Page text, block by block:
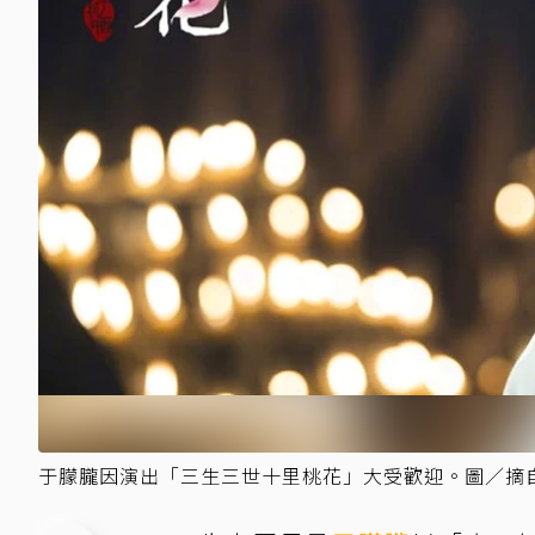
于朦朧因演出「三生三世十里桃花」大受歡迎。圖／摘